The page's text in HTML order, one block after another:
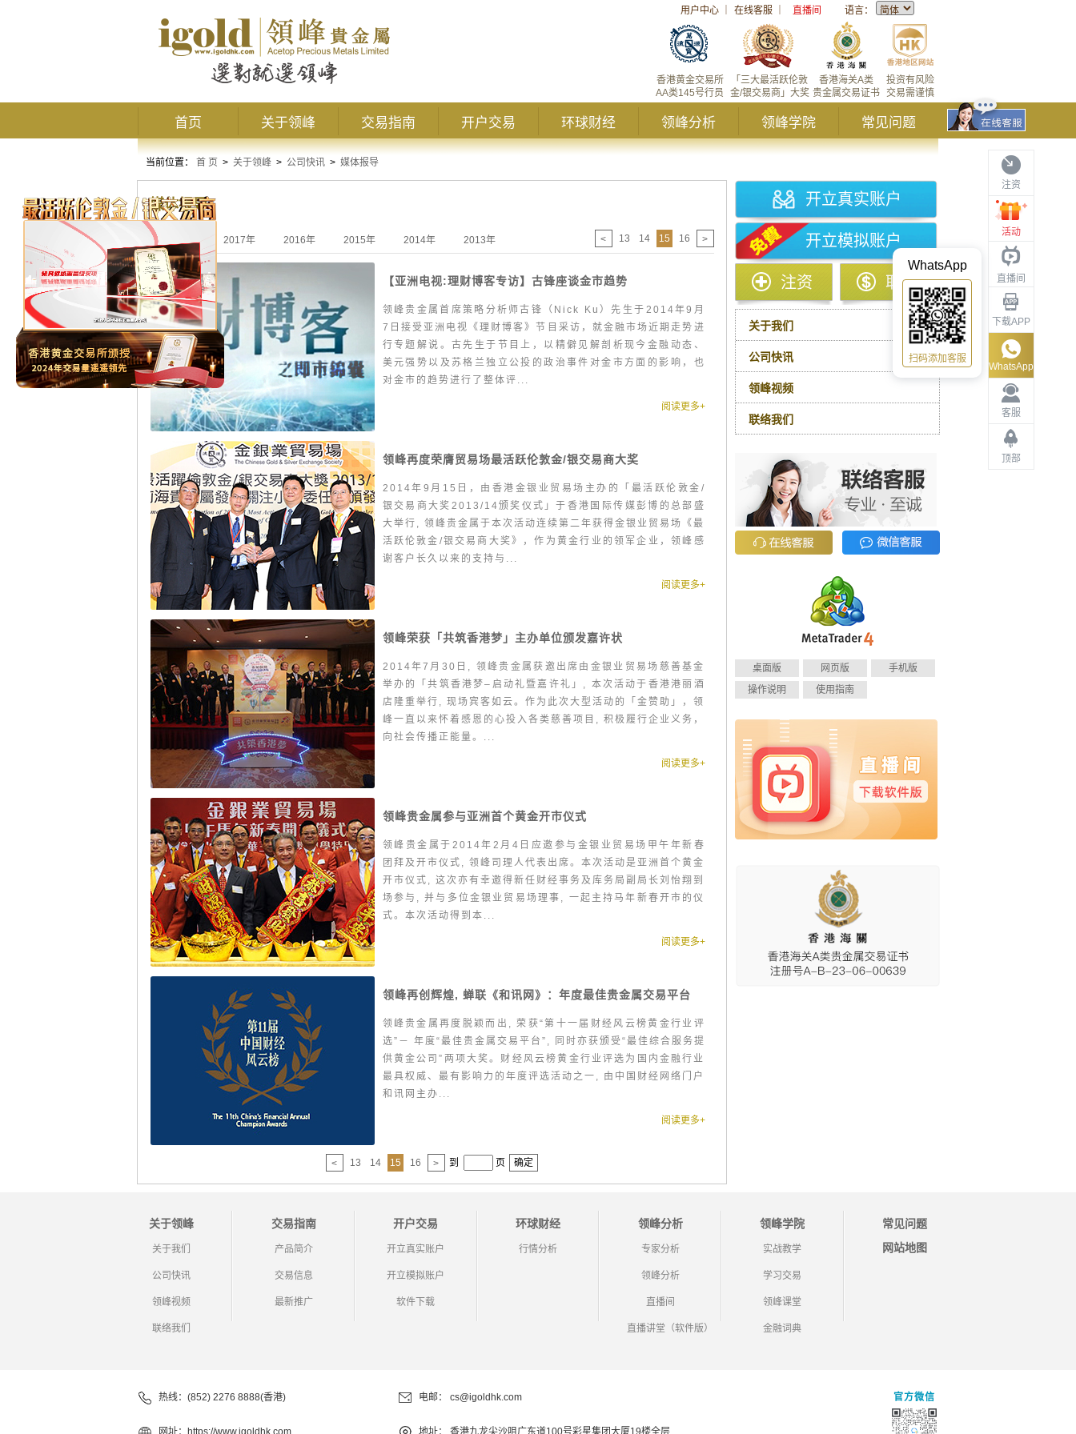
用户中心 在线客服 直播间 语言：
投资有风险
交易需谨慎
香港海关A类
贵金属交易证书
「三大最活跃伦敦
金/银交易商」大奖
香港黄金交易所
AA类145号行员
首页 关于领峰 交易指南 开户交易 环球财经 领峰分析 领峰学院 常见问题
注资
活动
直播间
下载APP
客服
顶部
WhatsApp
WhatsApp
扫码添加客服
当前位置： 首 页 > 关于领峰 > 公司快讯 > 媒体报导
媒体报导
2017年 2016年 2015年 2014年 2013年 < 13 14 15 16 >
【亚洲电视:理财博客专访】古锋座谈金市趋势
领峰贵金属首席策略分析师古锋（Nick Ku）先生于2014年9月
7日接受亚洲电视《理财博客》节目采访，就金融市场近期走势进
行专题解说。古先生于节目上，以精僻见解剖析现今金融动态、
美元强势以及苏格兰独立公投的政治事件对金市方面的影响，也
对金市的趋势进行了整体评...
阅读更多+
领峰再度荣膺贸易场最活跃伦敦金/银交易商大奖
2014年9月15日，由香港金银业贸易场主办的「最活跃伦敦金/
银交易商大奖2013/14颁奖仪式」于香港国际传媒彭博的总部盛
大举行, 领峰贵金属于本次活动连续第二年获得金银业贸易场《最
活跃伦敦金/银交易商大奖》，作为黄金行业的领军企业，领峰感
谢客户长久以来的支持与...
阅读更多+
领峰荣获「共筑香港梦」主办单位颁发嘉许状
2014年7月30日, 领峰贵金属获邀出席由金银业贸易场慈善基金
举办的「共筑香港梦–启动礼暨嘉许礼」, 本次活动于香港港丽酒
店隆重举行, 现场宾客如云。作为此次大型活动的「金赞助」，领
峰一直以来怀着感恩的心投入各类慈善项目, 积极履行企业义务，
向社会传播正能量。...
阅读更多+
领峰贵金属参与亚洲首个黄金开市仪式
领峰贵金属于2014年2月4日应邀参与金银业贸易场甲午年新春
团拜及开市仪式, 领峰司理人代表出席。本次活动是亚洲首个黄金
开市仪式, 这次亦有幸邀得新任财经事务及库务局副局长刘怡翔到
场参与, 并与多位金银业贸易场理事, 一起主持马年新春开市的仪
式。本次活动得到本...
阅读更多+
领峰再创辉煌, 蝉联《和讯网》：年度最佳贵金属交易平台
领峰贵金属再度脱颖而出, 荣获“第十一届财经风云榜黄金行业评
选”－ 年度“最佳贵金属交易平台”, 同时亦获颁受“最佳综合服务提
供黄金公司”两项大奖。财经风云榜黄金行业评选为国内金融行业
最具权威、最有影响力的年度评选活动之一, 由中国财经网络门户
和讯网主办...
阅读更多+
< 13 14 15 16 > 到 页 确定
开立真实账户
开立模拟账户
注资 取款
关于我们
公司快讯
领峰视频
联络我们
桌面版 网页版
手机版
操作说明
使用指南
关于领峰
关于我们
公司快讯
领峰视频
联络我们
交易指南
产品简介
交易信息
最新推广
开户交易
开立真实账户
开立模拟账户
软件下载
环球财经
行情分析
领峰分析
专家分析
领峰分析
直播间
直播讲堂（软件版）
领峰学院
实战教学
学习交易
领峰课堂
金融词典
常见问题
网站地图
热线：(852) 2276 8888(香港) 电邮： cs@igoldhk.com 官方微信